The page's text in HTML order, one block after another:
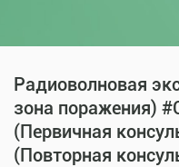
Радиоволновая
зона поражения)
(Первичная
(Повторная